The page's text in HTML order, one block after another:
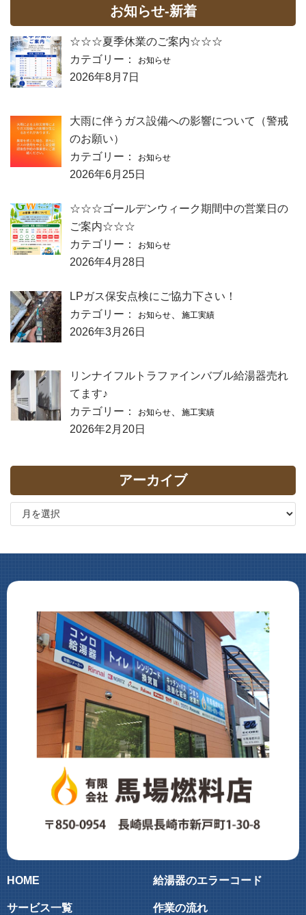
お知らせ-新着
☆☆☆夏季休業のご案内☆☆☆
カテゴリー：
お知らせ
2026年8月7日
大雨に伴うガス設備への影響について（警戒
のお願い）
カテゴリー：
お知らせ
2026年6月25日
☆☆☆ゴールデンウィーク期間中の営業日の
ご案内☆☆☆
カテゴリー：
お知らせ
2026年4月28日
LPガス保安点検にご協力下さい！
カテゴリー：
お知らせ 施工実績
2026年3月26日
リンナイフルトラファインバブル給湯器売れ
てます♪
カテゴリー：
お知らせ 施工実績
2026年2月20日
アーカイブ
HOME
サービス一覧
給湯器のエラーコード
作業の流れ